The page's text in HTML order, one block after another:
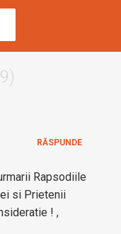
Rapsodiile
si Prietenii
! ,
RĂSPUNDE